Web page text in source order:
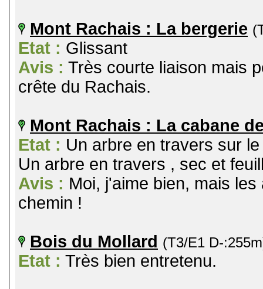
Mont Rachais : La bergerie
Etat : Glissant
Avis : Très courte liaison mais
crête du Rachais.
Mont Rachais : La cabane
Etat : Un arbre en travers sur
Un arbre en travers , sec et
Avis : Moi, j'aime bien, mais
chemin !
Bois du Mollard (T3/E1 D-
Etat : Très bien entretenu.